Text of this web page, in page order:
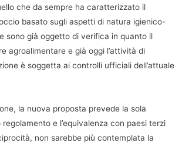
che da sempre ha caratterizzato il
basato sugli aspetti di natura igienico-
sono già oggetto di verifica in quanto il
agroalimentare e già oggi l’attività di
è soggetta ai controlli ufficiali dell’attuale
la nuova proposta prevede la sola
e l’equivalenza con paesi terzi
non sarebbe più contemplata la